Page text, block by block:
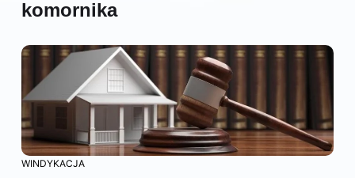
komornika
WINDYKACJA